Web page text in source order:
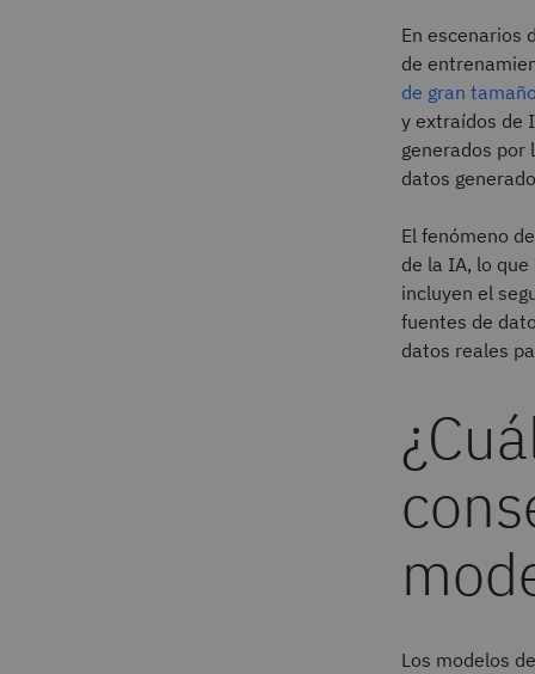
En escenarios
de
de gran tamaño
y extraídos de
generados por
datos
El fenómeno
de la IA, lo
incluyen el
fuentes de
datos reales
Los modelos